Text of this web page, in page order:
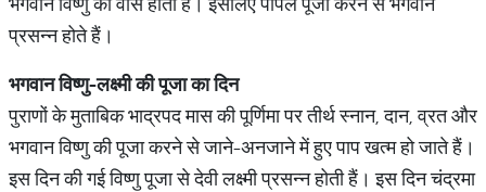
प्रसन्न होते हैं।
भगवान विष्णु-लक्ष्मी की पूजा का दिन
पुराणों के मुताबिक भाद्रपद मास की पूर्णिमा पर तीर्थ स्नान, दान, व्रत और
भगवान विष्णु की पूजा करने से जाने-अनजाने में हुए पाप खत्म हो जाते हैं।
इस दिन की गई विष्णु पूजा से देवी लक्ष्मी प्रसन्न होती हैं। इस दिन चंद्रमा